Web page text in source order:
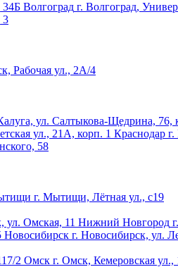
34Б Волгоград г. Волгоград,
3
Рабочая ул., 2А/4
ул. Салтыкова-Щедрина, 76,
ул., 21А, корп. 1 Краснодар
58
г. Мытищи, Лётная ул., с19
ул. Омская, 11 Нижний Новгород
Новосибирск г. Новосибирск, ул.
2 Омск г. Омск, Кемеровская ул.,